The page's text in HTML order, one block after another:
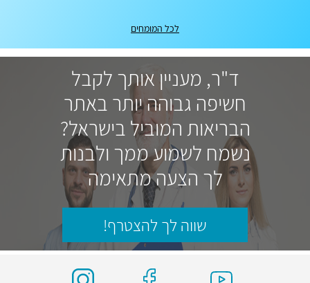
לכל המומחים
ד"ר, מעניין אותך לקבל
חשיפה גבוהה יותר באתר
הבריאות המוביל בישראל?
נשמח לשמוע ממך ולבנות
לך הצעה מתאימה
שווה לך להצטרף!